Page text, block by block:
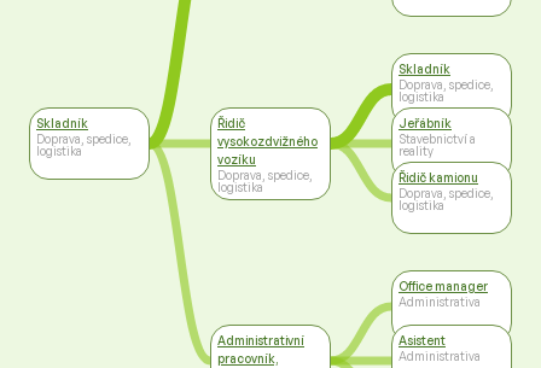
Skladník
Doprava, spedice,
logistika
Řidič
vysokozdvižného
vozíku
Doprava, spedice,
logistika
Administrativní
pracovník,
Skladník
Doprava, spedice,
logistika
Jeřábník
Stavebnictví a
reality
Řidič kamionu
Doprava, spedice,
logistika
Office manager
Administrativa
Asistent
Administrativa